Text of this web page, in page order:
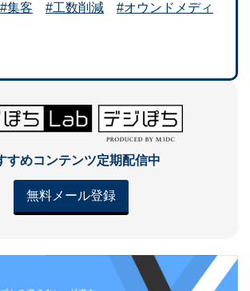
#集客 #工数削減
#オウンドメディ
すめコンテンツ定期配信中
無料メール登録